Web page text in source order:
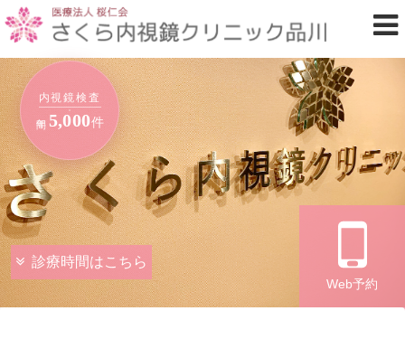
診療時間はこちら
内視鏡検査
5,000件
Web予約